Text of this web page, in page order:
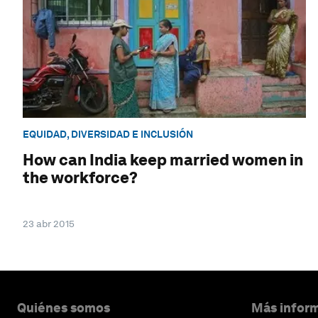
EQUIDAD, DIVERSIDAD E INCLUSIÓN
How can India keep married women in
the workforce?
23 abr 2015
Quiénes somos Más